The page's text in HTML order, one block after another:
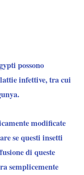
possono
infettive, tra cui
modificate
se questi insetti
di queste
semplicemente